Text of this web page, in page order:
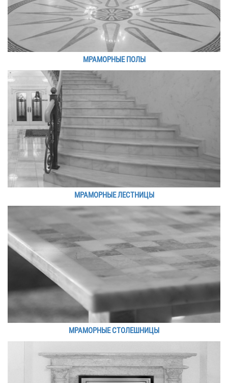
МРАМОРНЫЕ ПОЛЫ
МРАМОРНЫЕ ЛЕСТНИЦЫ
МРАМОРНЫЕ СТОЛЕШНИЦЫ